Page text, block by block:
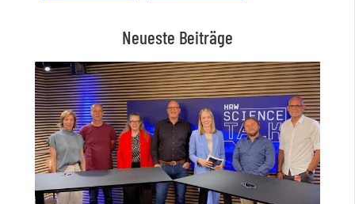
Neueste Beiträge